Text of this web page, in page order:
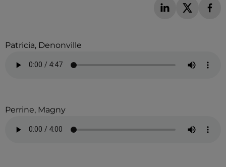
Patricia, Denonville
Perrine, Magny